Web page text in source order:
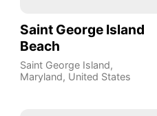
Saint George Island
Beach
Saint George Island,
Maryland, United States